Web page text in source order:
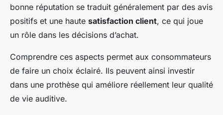
bonne réputation se traduit généralement par des avis
positifs et une haute satisfaction client, ce qui joue
un rôle dans les décisions d’achat.
Comprendre ces aspects permet aux consommateurs
de faire un choix éclairé. Ils peuvent ainsi investir
dans une prothèse qui améliore réellement leur qualité
de vie auditive.